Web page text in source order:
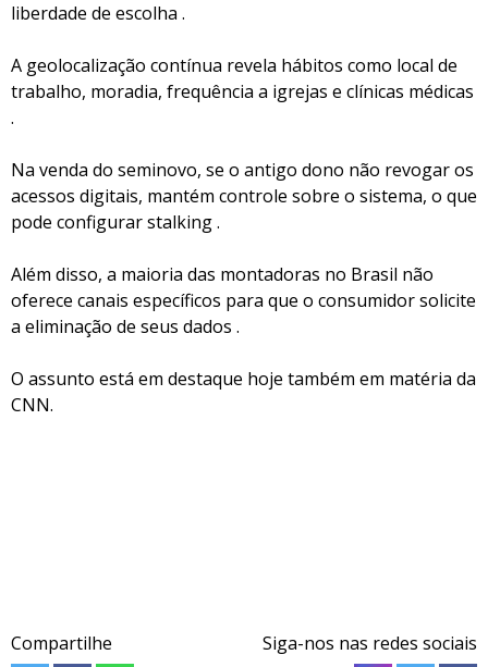
liberdade de escolha .
A geolocalização contínua revela hábitos como local de
trabalho, moradia, frequência a igrejas e clínicas médicas
.
Na venda do seminovo, se o antigo dono não revogar os
acessos digitais, mantém controle sobre o sistema, o que
pode configurar stalking .
Além disso, a maioria das montadoras no Brasil não
oferece canais específicos para que o consumidor solicite
a eliminação de seus dados .
O assunto está em destaque hoje também em matéria da
CNN.
Compartilhe Siga-nos nas redes sociais